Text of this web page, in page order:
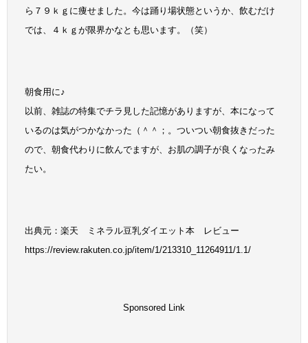
ら７９ｋｇに痩せました。今は踊り場状態というか、飲むだけ
では、４ｋｇが限界かなとも思います。（笑）
朝食用に♪
以前、雑誌の特集でチラ見した記憶がありますが、本になって
いるのは気がつかなかった（＾＾；。ついつい朝食抜きだった
ので、朝食代わりに飲んでますが、お肌の調子が良くなったみ
たい。
出典元：楽天 ミネラル豆乳ダイエット本 レビュー
https://review.rakuten.co.jp/item/1/213310_11264911/1.1/
Sponsored Link